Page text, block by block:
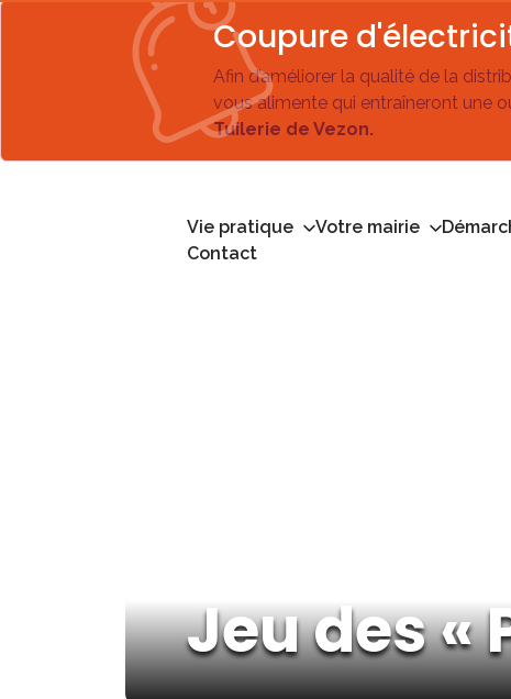
Coupure
Afin d’améliorer la qualité de la
vous alimente qui entraîneront une
Tuilerie de Vezon.
Vie pratique Votre mairie
Contact
Jeu des «